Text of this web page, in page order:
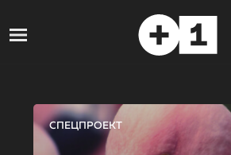
СПЕЦПРОЕКТ